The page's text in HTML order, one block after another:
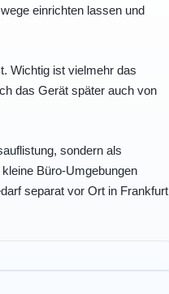
einrichten lassen und
Wichtig ist vielmehr das
das Gerät später auch von
sondern als
Büro-Umgebungen
separat vor Ort in Frankfurt